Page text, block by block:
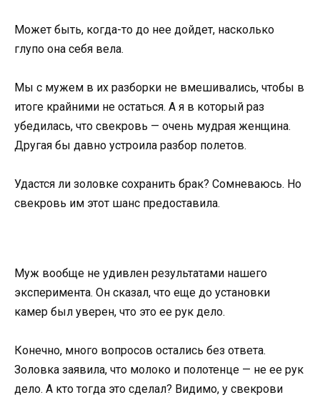
Может быть, когда-то до нее дойдет, насколько
глупо она себя вела.
Мы с мужем в их разборки не вмешивались, чтобы в
итоге крайними не остаться. А я в который раз
убедилась, что свекровь — очень мудрая женщина.
Другая бы давно устроила разбор полетов.
Удастся ли золовке сохранить брак? Сомневаюсь. Но
свекровь им этот шанс предоставила.
Муж вообще не удивлен результатами нашего
эксперимента. Он сказал, что еще до установки
камер был уверен, что это ее рук дело.
Конечно, много вопросов остались без ответа.
Золовка заявила, что молоко и полотенце — не ее рук
дело. А кто тогда это сделал? Видимо, у свекрови